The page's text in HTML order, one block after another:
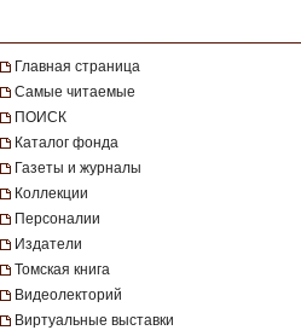
Главная страница
Самые читаемые
ПОИСК
Каталог фонда
Газеты и журналы
Коллекции
Персоналии
Издатели
Томская книга
Видеолекторий
Виртуальные выставки